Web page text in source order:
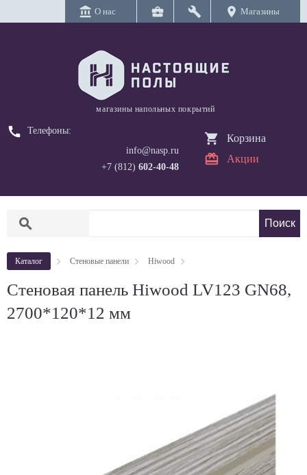
account_balance О нас business_center build location_on Магазины
магазины напольных покрытий
call
Телефоны:
info@nasp.ru
+7 (812) 602-40-48
Корзина
Акции
search
Каталог Стеновые панели Hiwood
Стеновая панель Hiwood LV123 GN68,
2700*120*12 мм